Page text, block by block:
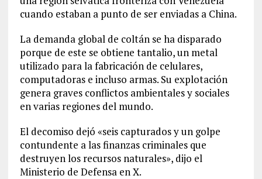
cuando estaban a punto de ser enviadas a China.
La demanda global de coltán se ha disparado
porque de este se obtiene tantalio, un metal
utilizado para la fabricación de celulares,
computadoras e incluso armas. Su explotación
genera graves conflictos ambientales y sociales
en varias regiones del mundo.
El decomiso dejó «seis capturados y un golpe
contundente a las finanzas criminales que
destruyen los recursos naturales», dijo el
Ministerio de Defensa en X.